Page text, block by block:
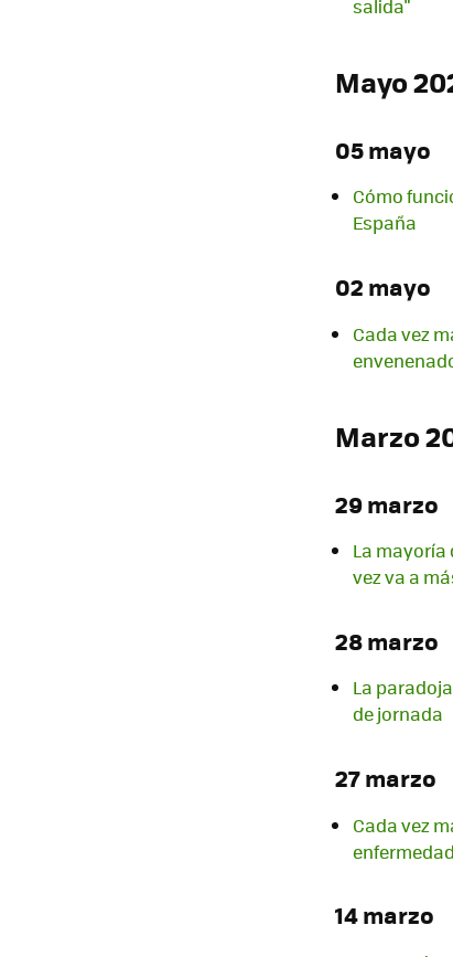
salida"
Mayo
05 mayo
Cómo
España
02 mayo
Cada vez
Marzo
29 marzo
La mayoría
vez va a
28 marzo
La
de jornada
27 marzo
Cada vez
14 marzo